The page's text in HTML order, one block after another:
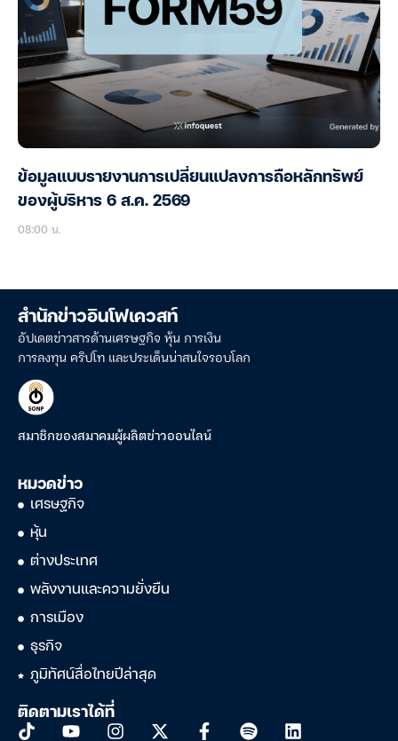
ข้อมูลแบบรายงานการเปลี่ยนแปลงการถือหลักทรัพย์
ของผู้บริหาร 6 ส.ค. 2569
08:00 น.
สำนักข่าวอินโฟเควสท์
อัปเดตข่าวสารด้านเศรษฐกิจ หุ้น การเงิน
การลงทุน คริปโท และประเด็นน่าสนใจรอบโลก
สมาชิกของสมาคมผู้ผลิตข่าวออนไลน์
หมวดข่าว
เศรษฐกิจ
หุ้น
ต่างประเทศ
พลังงานและความยั่งยืน
การเมือง
ธุรกิจ
ภูมิทัศน์สื่อไทยปีล่าสุด
ติดตามเราได้ที่